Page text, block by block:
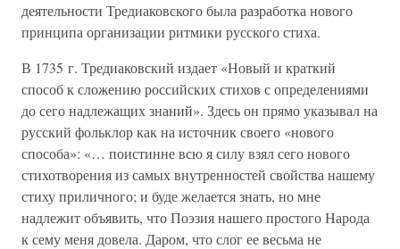
деятельности Тредиаковского была разработка нового
принципа организации ритмики русского стиха.
В 1735 г. Тредиаковский издает «Новый и краткий
способ к сложению российских стихов с определениями
до сего надлежащих знаний». Здесь он прямо указывал на
русский фольклор как на источник своего «нового
способа»: «… поистинне всю я силу взял сего нового
стихотворения из самых внутренностей свойства нашему
стиху приличного; и буде желается знать, но мне
надлежит объявить, что Поэзия нашего простого Народа
к сему меня довела. Даром, что слог ее весьма не